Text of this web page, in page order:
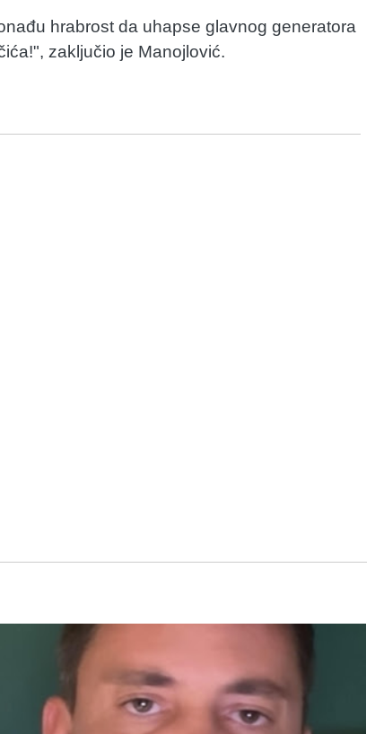
hrabrost da uhapse glavnog generatora
zaključio je Manojlović.